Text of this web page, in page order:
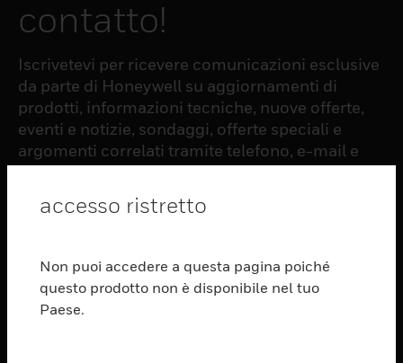
contatto!
Iscrivetevi per ricevere comunicazioni esclusive
da parte di Honeywell su aggiornamenti di
prodotti, informazioni tecniche, nuove offerte,
eventi e notizie, sondaggi, offerte speciali e
argomenti correlati tramite telefono, e-mail e
PRODUCTS
toggle view
accesso ristretto
Non puoi accedere a questa pagina poiché
questo prodotto non è disponibile nel tuo
Paese.